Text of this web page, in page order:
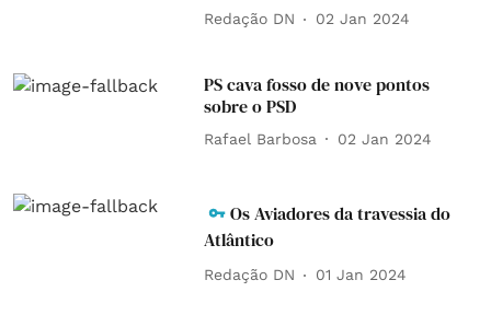
Redação DN 02 Jan 2024
PS cava fosso de nove pontos
sobre o PSD
Rafael Barbosa 02 Jan 2024
Os Aviadores da travessia do
Atlântico
Redação DN 01 Jan 2024